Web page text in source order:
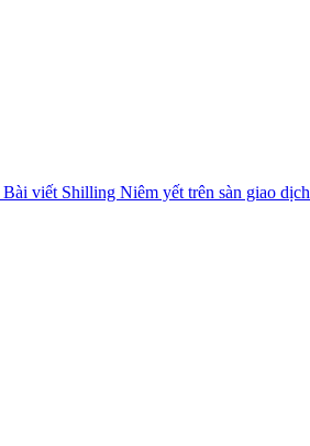
Bài viết Shilling Niêm yết trên sàn giao dịch